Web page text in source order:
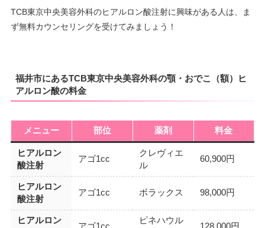
TCB東京中央美容外科のヒアルロン酸注射に興味がある人は、ま
ず無料カウンセリングを受けてみましょう！
福井市にあるTCB東京中央美容外科の顎・おでこ（額）ヒ
アルロン酸の料金
メニュー 部位 薬剤 料金
ヒアルロン
酸注射
アゴ1cc
クレヴィエ
ル
60,900円
ヒアルロン
酸注射
アゴ1cc ボラックス 98,000円
ヒアルロン
アゴ1cc
ピネハウル
128,000円